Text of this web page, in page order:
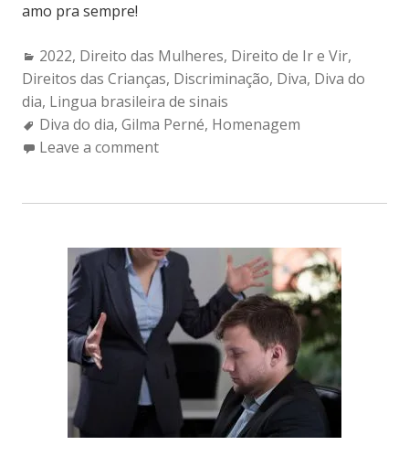
amo pra sempre!
Categories:
2022, Direito das Mulheres, Direito de Ir e Vir,
Direitos das Crianças, Discriminação, Diva, Diva do
dia, Lingua brasileira de sinais
Tags:
Diva do dia, Gilma Perné, Homenagem
Leave a comment